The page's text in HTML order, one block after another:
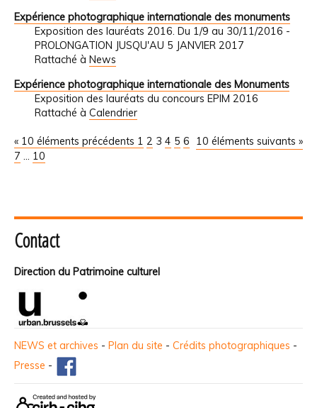
Expérience photographique internationale des monuments
Exposition des lauréats 2016. Du 1/9 au 30/11/2016 -
PROLONGATION JUSQU'AU 5 JANVIER 2017
Rattaché à News
Expérience photographique internationale des Monuments
Exposition des lauréats du concours EPIM 2016
Rattaché à Calendrier
« 10 éléments précédents 10 éléments suivants »
1 2 3 4 5 6
7 ... 10
Contact
Direction du Patrimoine culturel
NEWS et archives - Plan du site - Crédits photographiques -
Presse -